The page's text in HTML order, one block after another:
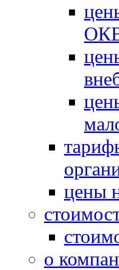
цены
о